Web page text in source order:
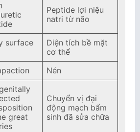
Peptide lợi niệu
natri từ não
surface
Diện tích bề mặt
cơ thể
Nén
great
Chuyển vị đại
động mạch bẩm
sinh đã sửa chữa